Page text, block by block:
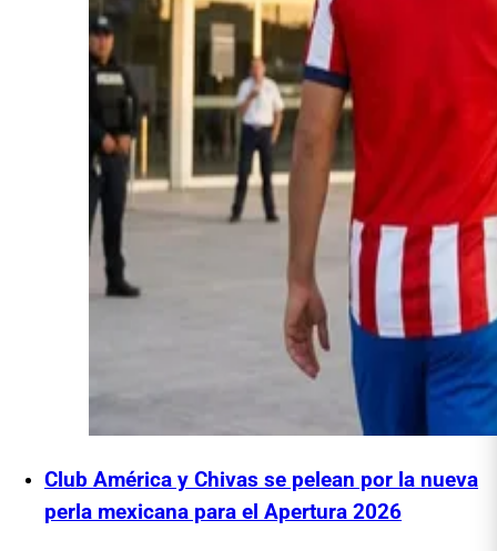
Club América y Chivas se pelean por la nueva
perla mexicana para el Apertura 2026